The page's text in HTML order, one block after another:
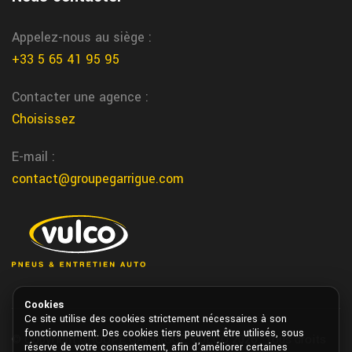
Nous assurons l’entretien et la reparation du freinage voiture a
villefranche de rouergue chez garrigue vulco
service pneu agricole professionnel Lescar
Chez Garrigue Vulco Lescar nous offrons un service complet
pour professionnels
Vous trouvez votre magasin specialiste du pneu a sanilhac chez
garrigue vulco
Nous vous depannons rapidement votre voiture autour de La
Teste de Buch chez garrigue vulco
Appelez-nous au siège :
+33 5 65 41 95 95
Contacter une agence :
Choisissez
E-mail :
contact@groupegarrigue.com
© Copyright GROUPE GARRIGUE VULCO 2026. Tous droits
Cookies
Ce site utilise des cookies strictement nécessaires à son
fonctionnement. Des cookies tiers peuvent être utilisés, sous
réserve de votre consentement, afin d’améliorer certaines